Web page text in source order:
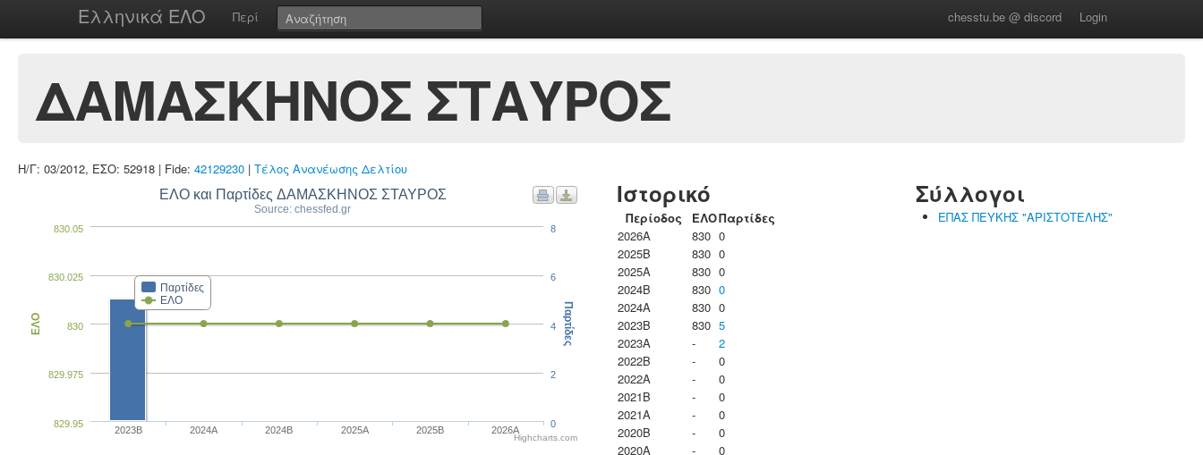
Ελληνικά ΕΛΟ Περί chesstu.be @ discord Login
ΔΑΜΑΣΚΗΝΟΣ ΣΤΑΥΡΟΣ
Η/Γ: 03/2012, ΕΣΟ: 52918 | Fide: 42129230 | Τέλος Ανανέωσης Δελτίου
ΕΛΟ και Παρτίδες ΔΑΜΑΣΚΗΝΟΣ ΣΤΑΥΡΟΣ
Source: chessfed.gr
Παρτίδες
ΕΛΟ
2023B 2024A 2024B 2025A 2025B 2026A
829.95
829.975
830
830.025
830.05
ΕΛΟ
0
2
4
6
8
Παρτίδες
Highcharts.com
Ιστορικό
Περίοδος ΕΛΟΠαρτίδες
2026A
830 0
2025B
830 0
2025A
830 0
2024B
830 0
2024A
830 0
2023B
830 5
2023Α
-
2
2022B
-
0
2022A
-
0
2021B
-
0
2021A
-
0
2020B
-
0
2020A
-
0
Σύλλογοι
ΕΠΑΣ ΠΕΥΚΗΣ "ΑΡΙΣΤΟΤΕΛΗΣ"